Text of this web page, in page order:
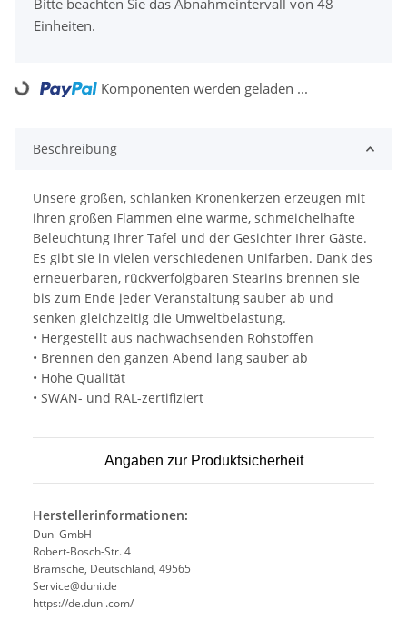
Einheiten.
Loading... Komponenten werden geladen ...
Beschreibung
Unsere großen, schlanken Kronenkerzen erzeugen mit
ihren großen Flammen eine warme, schmeichelhafte
Beleuchtung Ihrer Tafel und der Gesichter Ihrer Gäste.
Es gibt sie in vielen verschiedenen Unifarben. Dank des
erneuerbaren, rückverfolgbaren Stearins brennen sie
bis zum Ende jeder Veranstaltung sauber ab und
senken gleichzeitig die Umweltbelastung.
• Hergestellt aus nachwachsenden Rohstoffen
• Brennen den ganzen Abend lang sauber ab
• Hohe Qualität
• SWAN- und RAL-zertifiziert
Angaben zur Produktsicherheit
Herstellerinformationen:
Duni GmbH
Robert-Bosch-Str. 4
Bramsche, Deutschland, 49565
Service@duni.de
https://de.duni.com/